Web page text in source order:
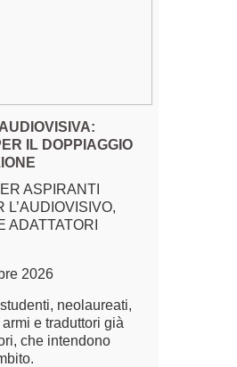
IL DOPPIAGGIO
ASPIRANTI
ADATTATORI
2026
neolaureati,
e traduttori già
che intendono